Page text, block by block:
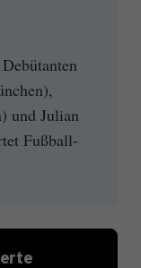
und Julian
Fußball-